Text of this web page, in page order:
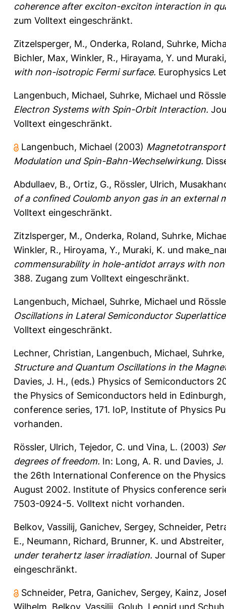
coherence after exciton-exciton interaction in
zum Volltext eingeschränkt.
Zitzelsperger, M., Onderka, Roland, Suhrke,
Bichler, Max, Winkler, R., Hirayama, Y. und
with non-isotropic Fermi surface. Europhysics
Langenbuch, Michael, Suhrke, Michael und
Electron Systems with Spin-Orbit Interaction.
Volltext eingeschränkt.
Langenbuch, Michael (2003)
Modulation und Spin-Bahn-Wechselwirkung.
Abdullaev, B., Ortiz, G., Rössler, Ulrich,
of a confined Coulomb anyon gas in an external
Volltext eingeschränkt.
Zitzlsperger, M., Onderka, Roland, Suhrke,
Winkler, R., Hiroyama, Y., Muraki, K. und
commensurability in hole-antidot arrays with
388. Zugang zum Volltext eingeschränkt.
Langenbuch, Michael, Suhrke, Michael und
Oscillations in Lateral Semiconductor
Volltext eingeschränkt.
Lechner, Christian, Langenbuch, Michael,
Structure and Quantum Oscillations in the
Davies, J. H., (eds.) Physics of Semiconductors
the Physics of Semiconductors held in
conference series, 171. IoP, Institute of Physics
vorhanden.
Rössler, Ulrich, Tejedor, C. und Vina, L. (2003)
degrees of freedom. In: Long, A. R. und Davies, J.
the 26th International Conference on the
August 2002. Institute of Physics conference
7503-0924-5. Volltext nicht vorhanden.
Belkov, Vassilij, Ganichev, Sergey, Schneider,
E., Neumann, Richard, Brunner, K. und
under terahertz laser irradiation. Journal of
eingeschränkt.
Schneider, Petra, Ganichev, Sergey, Kainz,
Wilhelm Belkov, Vassilij Golub, Leonid und